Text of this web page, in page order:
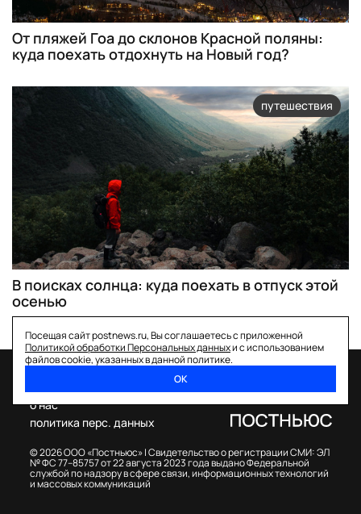
От пляжей Гоа до склонов Красной поляны:
куда поехать отдохнуть на Новый год?
путешествия
В поисках солнца: куда поехать в отпуск этой
осенью
Посещая сайт postnews.ru, Вы соглашаетесь с приложенной
Политикой обработки Персональных данныхи с использованием
файлов cookie, указанных в данной политике.
ОК
© 2026 ООО «Постньюс» |Свидетельство о регистрации СМИ: ЭЛ
№ ФС 77–85757 от 22 августа 2023 года выдано Федеральной
службой по надзору в сфере связи, информационных технологий
и массовых коммуникаций
о нас
политика перс. данных